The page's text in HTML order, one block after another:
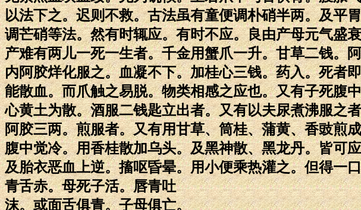
以法下之。迟则不救。古法虽有童便调朴硝半两。及平
调芒硝等法。然有时辄应。有时不应。良由产母元气盛
产难有两儿一死一生者。千金用蟹爪一升。甘草二钱。
内阿胶烊化服之。血凝不下。加桂心三钱。药入。死者
能散血。而爪触之易脱。物类相感之应也。又有子死腹
心黄土为散。酒服二钱匙立出者。又有以夫尿煮沸服之
阿胶三两。煎服者。又有用甘草、筒桂、蒲黄、香豉煎
腹中觉冷。用香桂散加乌头。及黑神散、黑龙丹。皆可
及胎衣恶血上逆。搐呕昏晕。用小便乘热灌之。但得一
青舌赤。母死子活。唇青吐
沫。或面舌俱青。子母俱亡。